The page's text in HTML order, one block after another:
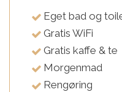
Eget bad og
Gratis WiFi
Gratis kaffe & te
Morgenmad
Rengøring